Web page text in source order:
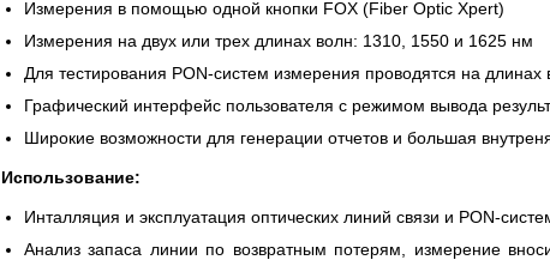
Измерения в помощью одной кнопки FOX (Fiber Optic Xpert)
Измерения на двух или трех длинах волн: 1310, 1550 и 1625 нм
Для тестирования PON-систем измерения проводятся на
Графический интерфейс пользователя с режимом вывода
Широкие возможности для генерации отчетов и большая
Использование:
Инталляция и эксплуатация оптических линий связи и PON-
Анализ запаса линии по возвратным потерям, измерение